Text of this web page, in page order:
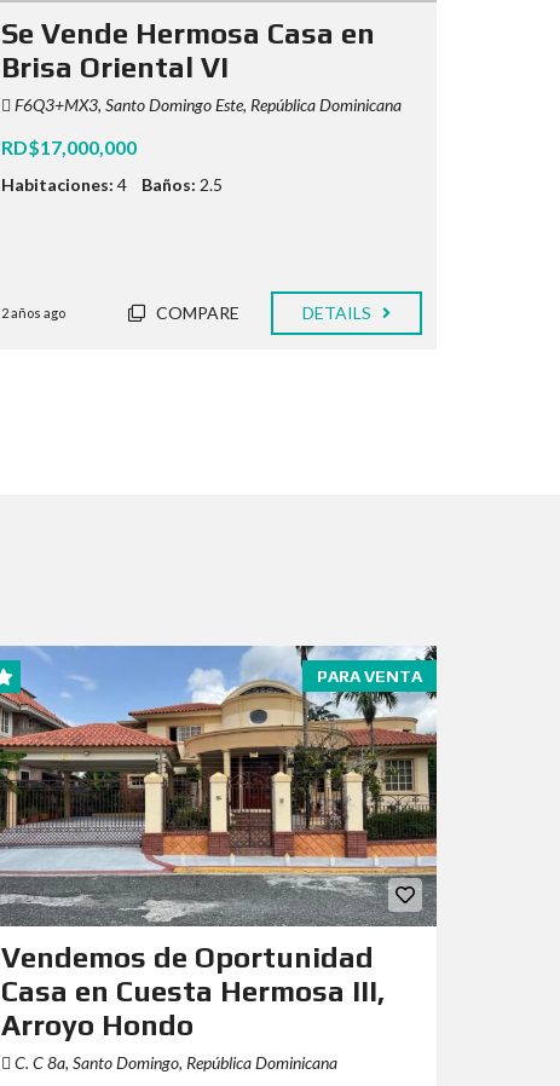
Se Vende Hermosa Casa en
Brisa Oriental VI
F6Q3+MX3, Santo Domingo Este, República Dominicana
RD$17,000,000
Habitaciones: 4 Baños: 2.5
2 años ago COMPARE DETAILS
PARA VENTA
Vendemos de Oportunidad
Casa en Cuesta Hermosa III,
Arroyo Hondo
C. C 8a, Santo Domingo, República Dominicana